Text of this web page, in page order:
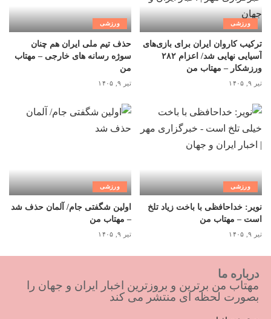
ورزشی
ترکیب کاروان ایران برای بازی‌های
آسیایی نهایی شد/ اعزام ۲۸۲
ورزشکار – مهتاب من
تیر ۹, ۱۴۰۵
ورزشی
حذف تیم ملی ایران هم چنان
سوژه رسانه های خارجی – مهتاب
من
تیر ۹, ۱۴۰۵
ورزشی
نویر: خداحافظی با باخت زیاد تلخ
است – مهتاب من
تیر ۹, ۱۴۰۵
ورزشی
اولین شگفتی جام/ آلمان حذف شد
– مهتاب من
تیر ۹, ۱۴۰۵
درباره ما
مهتاب من برترین و بروزترین اخبار ایران و جهان را
بصورت لحظه ای منتشر می کند